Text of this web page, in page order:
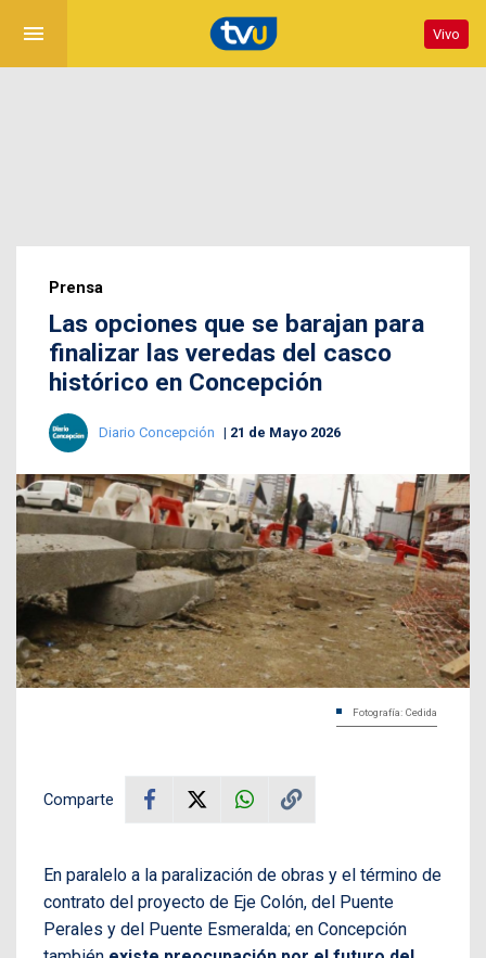
menu Vivo
Prensa
Las opciones que se barajan para
finalizar las veredas del casco
histórico en Concepción
Diario Concepción 21 de Mayo 2026
Fotografía: Cedida
Comparte
En paralelo a la paralización de obras y el término de
contrato del proyecto de Eje Colón, del Puente
Perales y del Puente Esmeralda; en Concepción